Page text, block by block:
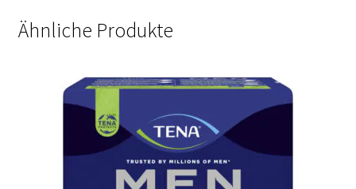
Ähnliche Produkte